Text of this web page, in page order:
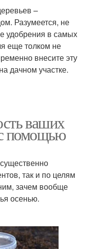
–
Разумеется, не
удобрения в самых
еще толком не
внесите эту
дачном участке.
ваших
помощью
так и по целям
зачем вообще
осенью.